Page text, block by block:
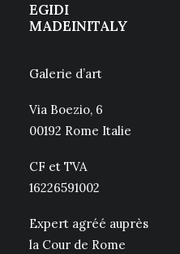
EGIDI
MADEINITALY
Galerie d’art
Via Boezio, 6
00192 Rome Italie
CF et TVA
16226591002
Expert agréé auprès
la Cour de Rome